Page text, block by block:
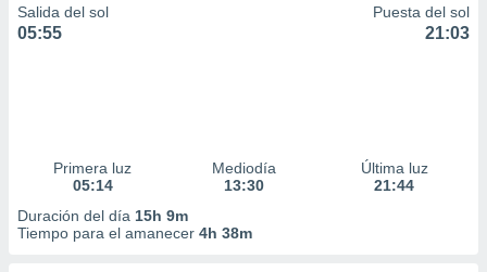
Salida del sol
05:55
Puesta del sol
21:03
Primera luz
05:14
Mediodía
13:30
Última luz
21:44
Duración del día 15h 9m
Tiempo para el amanecer 4h 38m